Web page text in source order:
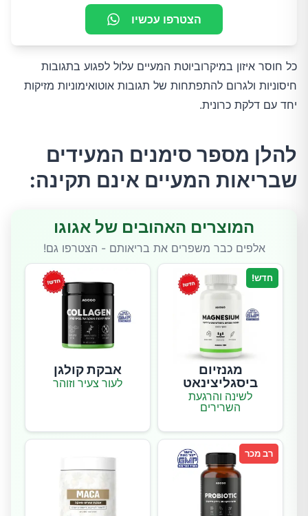
הצטרפו עכשיו
כל חוסר איזון במיקרוביוטת המעיים עלול לפגוע בתגובות
חיסוניות ולגרום להתפתחות של תגובות אוטואימוניות מזיקות
יחד עם דלקת כרונית.
להלן מספר סימנים המעידים
שבריאות המעיים אינם תקינה:
המוצרים האהובים של אגוגו
אלפים כבר משפרים את בריאותם - הצטרפו גם!
חדש!
מגנזיום
ביסגליצינאט
לשינה והרגעת
השרירים
אבקת קולגן
לעור צעיר וזוהר
רב מכר